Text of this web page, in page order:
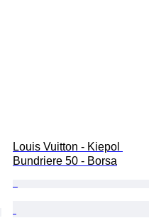
Louis Vuitton - Kiepol
Bundriere 50 - Borsa